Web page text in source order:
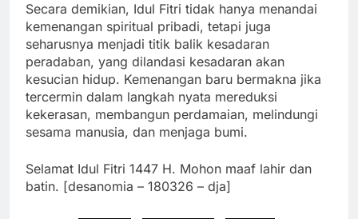
Secara demikian, Idul Fitri tidak hanya menandai
kemenangan spiritual pribadi, tetapi juga
seharusnya menjadi titik balik kesadaran
peradaban, yang dilandasi kesadaran akan
kesucian hidup. Kemenangan baru bermakna jika
tercermin dalam langkah nyata mereduksi
kekerasan, membangun perdamaian, melindungi
sesama manusia, dan menjaga bumi.
Selamat Idul Fitri 1447 H. Mohon maaf lahir dan
batin. [desanomia – 180326 – dja]